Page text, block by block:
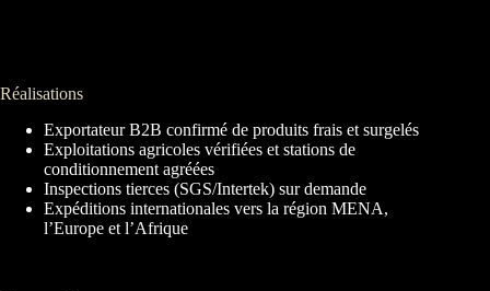
Réalisations
Exportateur B2B confirmé de produits frais et surgelés
Exploitations agricoles vérifiées et stations de
conditionnement agréées
Inspections tierces (SGS/Intertek) sur demande
Expéditions internationales vers la région MENA,
l’Europe et l’Afrique